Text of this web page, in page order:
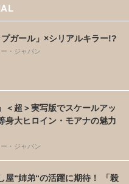
ガール」×シリアルキラー!?
・ジャパン
＜超＞実写版でスケールアッ
身大ヒロイン・モアナの魅力
・ジャパン
屋“姉弟“の活躍に期待！ 「殺